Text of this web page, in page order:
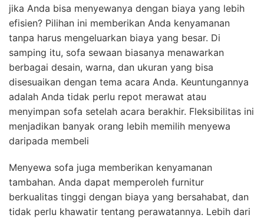
jika Anda bisa menyewanya dengan biaya yang lebih
efisien? Pilihan ini memberikan Anda kenyamanan
tanpa harus mengeluarkan biaya yang besar. Di
samping itu, sofa sewaan biasanya menawarkan
berbagai desain, warna, dan ukuran yang bisa
disesuaikan dengan tema acara Anda. Keuntungannya
adalah Anda tidak perlu repot merawat atau
menyimpan sofa setelah acara berakhir. Fleksibilitas ini
menjadikan banyak orang lebih memilih menyewa
daripada membeli
Menyewa sofa juga memberikan kenyamanan
tambahan. Anda dapat memperoleh furnitur
berkualitas tinggi dengan biaya yang bersahabat, dan
tidak perlu khawatir tentang perawatannya. Lebih dari